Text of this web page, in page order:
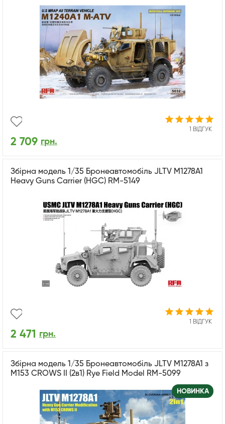
1 ВІДГУК
2 709 грн.
Збірна модель 1/35 Бронеавтомобіль JLTV M1278A1
Heavy Guns Carrier (HGC) RM-5149
1 ВІДГУК
2 471 грн.
Збірна модель 1/35 Бронеавтомобіль JLTV M1278A1 з
M153 CROWS II (2в1) Rye Field Model RM-5099
НОВИНКА